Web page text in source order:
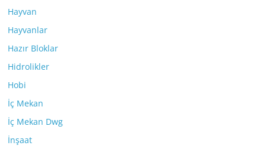
Hayvan
Hayvanlar
Hazır Bloklar
Hidrolikler
Hobi
İç Mekan
İç Mekan Dwg
İnşaat